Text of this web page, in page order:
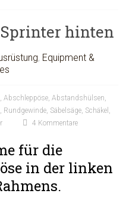
hinten
, Equipment &
,Abschleppöse,Abstandshülsen,
, Rundgewinde, Säbelsäge, Schäkel ,
4 Kommentare
für die
in der linken